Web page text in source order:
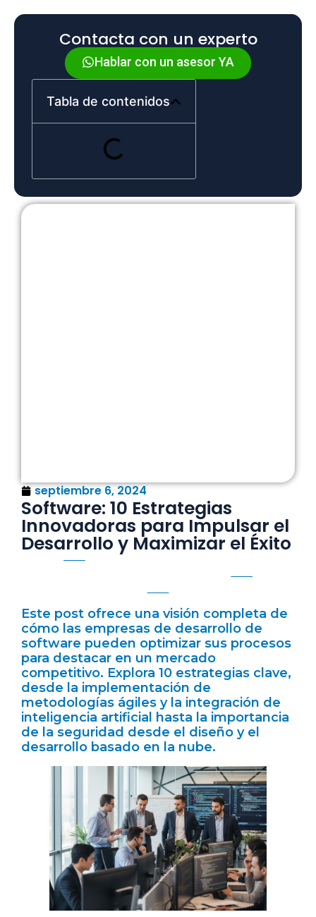
Contacta con un experto
Hablar con un asesor YA
Tabla de contenidos
septiembre 6, 2024
Software: 10 Estrategias
Innovadoras para Impulsar el
Desarrollo y Maximizar el Éxito
Este post ofrece una visión completa de
cómo las empresas de desarrollo de
software pueden optimizar sus procesos
para destacar en un mercado
competitivo. Explora 10 estrategias clave,
desde la implementación de
metodologías ágiles y la integración de
inteligencia artificial hasta la importancia
de la seguridad desde el diseño y el
desarrollo basado en la nube.